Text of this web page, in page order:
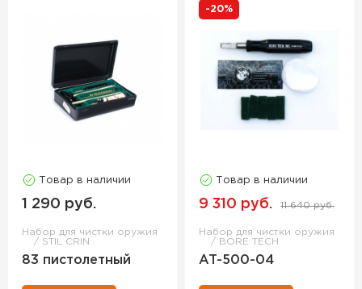
Товар в наличии
1 290 руб.
Набор для чистки оружия
STIL CRIN
83 пистолетный
-20%
Товар в наличии
9 310 руб. 11 640 руб.
Набор для чистки оружия
BORE TECH
AT-500-04